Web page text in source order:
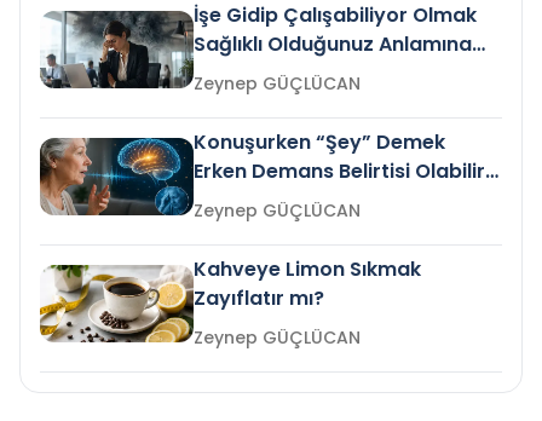
İşe Gidip Çalışabiliyor Olmak
Sağlıklı Olduğunuz Anlamına
Gelir mi?Zeynep GÜÇLÜCAN
Konuşurken “Şey” Demek
Erken Demans Belirtisi Olabilir
mi?
Zeynep GÜÇLÜCAN
Kahveye Limon Sıkmak
Zayıflatır mı?
Zeynep GÜÇLÜCAN